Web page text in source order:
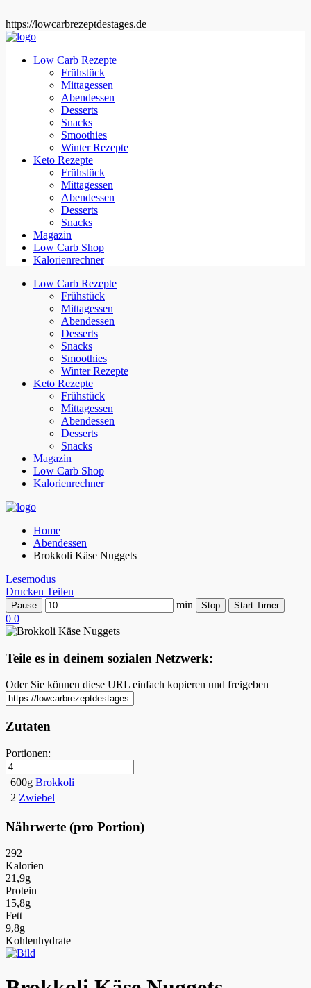
https://lowcarbrezeptdestages.de
Low Carb Rezepte
Frühstück
Mittagessen
Abendessen
Desserts
Snacks
Smoothies
Winter Rezepte
Keto Rezepte
Frühstück
Mittagessen
Abendessen
Desserts
Snacks
Magazin
Low Carb Shop
Kalorienrechner
Low Carb Rezepte
Frühstück
Mittagessen
Abendessen
Desserts
Snacks
Smoothies
Winter Rezepte
Keto Rezepte
Frühstück
Mittagessen
Abendessen
Desserts
Snacks
Magazin
Low Carb Shop
Kalorienrechner
Home
Abendessen
Brokkoli Käse Nuggets
Lesemodus
Drucken Teilen
Pause min Stop Start Timer
0 0
Teile es in deinem sozialen Netzwerk:
Oder Sie können diese URL einfach kopieren und freigeben
Zutaten
Portionen:
600g Brokkoli
2 Zwiebel
Nährwerte (pro Portion)
292
Kalorien
21,9g
Protein
15,8g
Fett
9,8g
Kohlenhydrate